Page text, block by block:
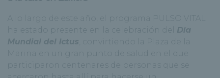
A lo largo de este año, el programa PULSO VITAL
ha estado presente en la celebración del Día
Mundial del Ictus
, convirtiendo la Plaza de la
Marina en un gran punto de salud en el que
participaron centenares de personas que se